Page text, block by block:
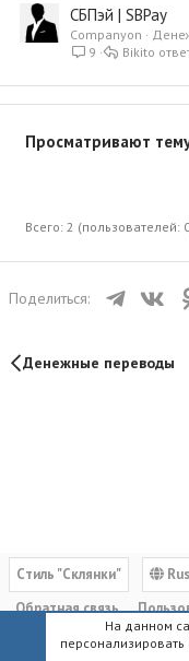
СБПэй | SBPay
Companyon
9
Bikito
Просматривают
Всего: 2 (пользователей:
Поделиться:
Денежные переводы
Cтиль "Склянки"
Обратная связь
Политика
На данном
персонализировать